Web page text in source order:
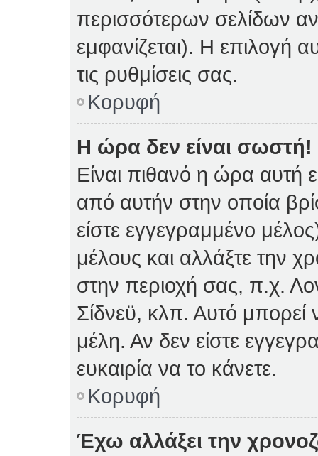
περισσότερων σελίδων
εμφανίζεται). Η επιλογή
τις ρυθμίσεις σας.
Κορυφή
Η ώρα δεν είναι σωστή!
Είναι πιθανό η ώρα αυτή
από αυτήν στην οποία
είστε εγγεγραμμένο
μέλους και αλλάξτε την
στην περιοχή σας, π.χ.
Σίδνεϋ, κλπ. Αυτό μπορεί
μέλη. Αν δεν είστε
ευκαιρία να το κάνετε.
Κορυφή
Έχω αλλάξει την